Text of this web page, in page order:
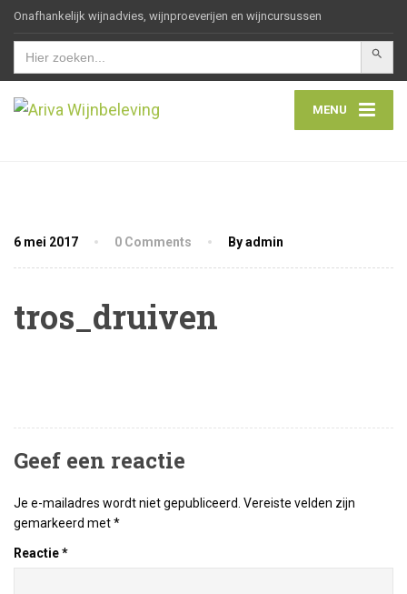
Onafhankelijk wijnadvies, wijnproeverijen en wijncursussen
Zoek
naar:
MENU
6 mei 2017 0 Comments By admin
tros_druiven
Geef een reactie
Je e-mailadres wordt niet gepubliceerd. Vereiste velden zijn
gemarkeerd met*
Reactie*